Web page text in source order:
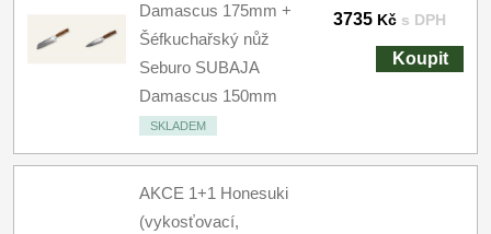
Damascus 175mm +
Šéfkuchařský nůž
Seburo SUBAJA
Damascus 150mm
SKLADEM
3735 Kč s DPH
Koupit
AKCE 1+1 Honesuki
(vykosťovací,